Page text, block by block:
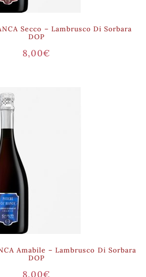
Secco – Lambrusco Di Sorbara
DOP
8,00€
Amabile – Lambrusco Di Sorbara
DOP
8,00€